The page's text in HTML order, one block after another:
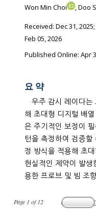
Page 1 of12
Won Min Choi , Doo
Received: Dec 31, 2025
Feb 05, 2026
Published Online: Apr
요 약
우주 감시 레이다는
해 초대형 디지털 배
은 주기적인 보정이
턴을 측정하여 검증
정 방식을 적용해 초
현실적인 제약이 발
용한 프로브 및 빔 조